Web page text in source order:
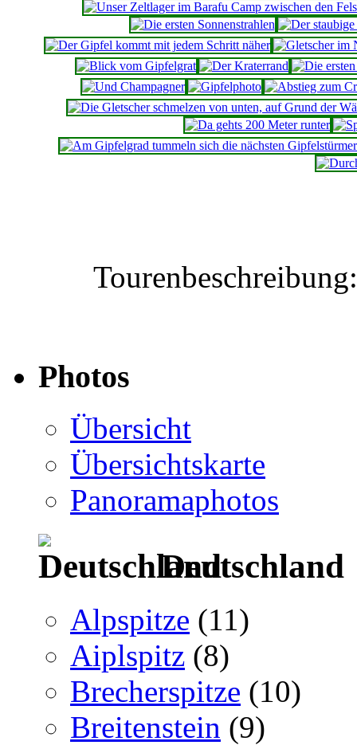
Photos
Übersicht
Übersichtskarte
Panoramaphotos
Deutschland
Alpspitze (11)
Aiplspitz (8)
Brecherspitze (10)
Breitenstein (9)